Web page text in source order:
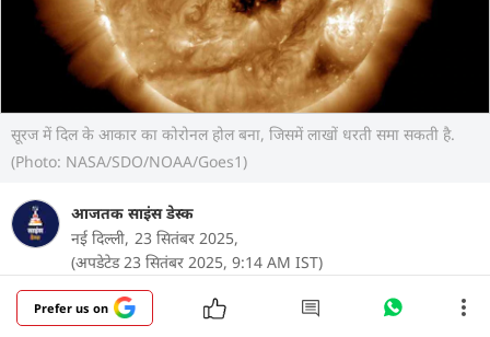
सूरज में दिल के आकार का कोरोनल होल बना, जिसमें लाखों धरती समा सकती है.
(Photo: NASA/SDO/NOAA/Goes1)
आजतक साइंस डेस्क
नई दिल्ली, 23 सितंबर 2025,
(अपडेटेड 23 सितंबर 2025, 9:14 AM IST)
Prefer us on